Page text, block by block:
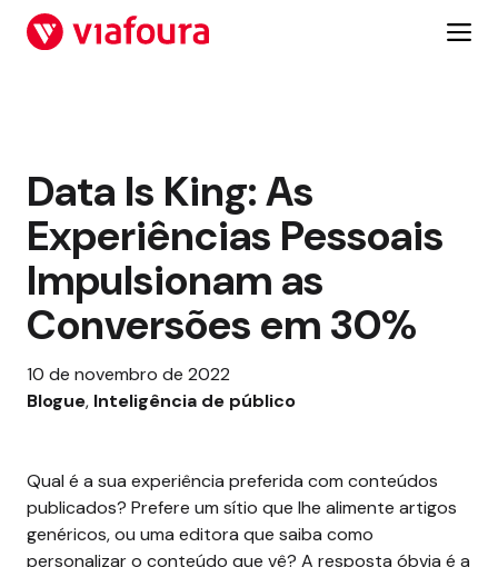
Pular
para
Data Is King: As
Experiências Pessoais
Impulsionam as
Conversões em 30%
10 de novembro de 2022
Blogue, Inteligência de público
Qual é a sua experiência preferida com conteúdos
publicados? Prefere um sítio que lhe alimente artigos
genéricos, ou uma editora que saiba como
personalizar o conteúdo que vê? A resposta óbvia é a